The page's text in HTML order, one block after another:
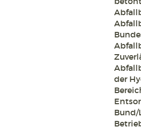
der
Bund/